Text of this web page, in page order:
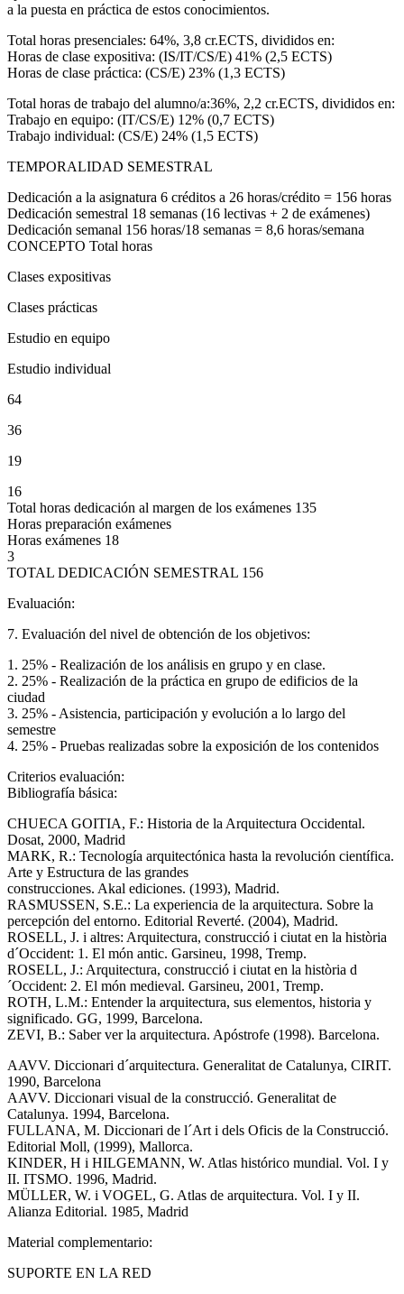
a la puesta en práctica de estos conocimientos.
Total horas presenciales: 64%, 3,8 cr.ECTS, divididos en:
Horas de clase expositiva: (IS/IT/CS/E) 41% (2,5 ECTS)
Horas de clase práctica: (CS/E) 23% (1,3 ECTS)
Total horas de trabajo del alumno/a:36%, 2,2 cr.ECTS, divididos en:
Trabajo en equipo: (IT/CS/E) 12% (0,7 ECTS)
Trabajo individual: (CS/E) 24% (1,5 ECTS)
TEMPORALIDAD SEMESTRAL
Dedicación a la asignatura 6 créditos a 26 horas/crédito = 156 horas
Dedicación semestral 18 semanas (16 lectivas + 2 de exámenes)
Dedicación semanal 156 horas/18 semanas = 8,6 horas/semana
CONCEPTO Total horas
Clases expositivas
Clases prácticas
Estudio en equipo
Estudio individual
64
36
19
16
Total horas dedicación al margen de los exámenes 135
Horas preparación exámenes
Horas exámenes 18
3
TOTAL DEDICACIÓN SEMESTRAL 156
Evaluación:
7. Evaluación del nivel de obtención de los objetivos:
1. 25% - Realización de los análisis en grupo y en clase.
2. 25% - Realización de la práctica en grupo de edificios de la
ciudad
3. 25% - Asistencia, participación y evolución a lo largo del
semestre
4. 25% - Pruebas realizadas sobre la exposición de los contenidos
Criterios evaluación:
Bibliografía básica:
CHUECA GOITIA, F.: Historia de la Arquitectura Occidental.
Dosat, 2000, Madrid
MARK, R.: Tecnología arquitectónica hasta la revolución científica.
Arte y Estructura de las grandes
construcciones. Akal ediciones. (1993), Madrid.
RASMUSSEN, S.E.: La experiencia de la arquitectura. Sobre la
percepción del entorno. Editorial Reverté. (2004), Madrid.
ROSELL, J. i altres: Arquitectura, construcció i ciutat en la història
d´Occident: 1. El món antic. Garsineu, 1998, Tremp.
ROSELL, J.: Arquitectura, construcció i ciutat en la història d
´Occident: 2. El món medieval. Garsineu, 2001, Tremp.
ROTH, L.M.: Entender la arquitectura, sus elementos, historia y
significado. GG, 1999, Barcelona.
ZEVI, B.: Saber ver la arquitectura. Apóstrofe (1998). Barcelona.
AAVV. Diccionari d´arquitectura. Generalitat de Catalunya, CIRIT.
1990, Barcelona
AAVV. Diccionari visual de la construcció. Generalitat de
Catalunya. 1994, Barcelona.
FULLANA, M. Diccionari de l´Art i dels Oficis de la Construcció.
Editorial Moll, (1999), Mallorca.
KINDER, H i HILGEMANN, W. Atlas histórico mundial. Vol. I y
II. ITSMO. 1996, Madrid.
MÜLLER, W. i VOGEL, G. Atlas de arquitectura. Vol. I y II.
Alianza Editorial. 1985, Madrid
Material complementario:
SUPORTE EN LA RED